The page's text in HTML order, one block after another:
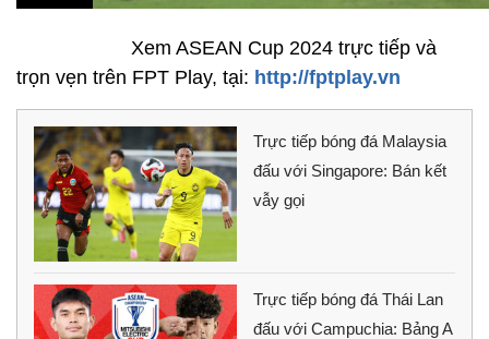
Xem ASEAN Cup 2024 trực tiếp và
trọn vẹn trên FPT Play, tại: http://fptplay.vn
Trực tiếp bóng đá Malaysia
đấu với Singapore: Bán kết
vẫy gọi
Trực tiếp bóng đá Thái Lan
đấu với Campuchia: Bảng A